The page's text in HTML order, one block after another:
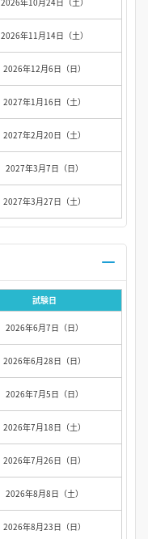
2026年11月14日（土）
2026年12月6日（日）
2027年1月16日（土）
2027年2月20日（土）
2027年3月7日（日）
2027年3月27日（土）
試験日
2026年6月7日（日）
2026年6月28日（日）
2026年7月5日（日）
2026年7月18日（土）
2026年7月26日（日）
2026年8月8日（土）
2026年8月23日（日）